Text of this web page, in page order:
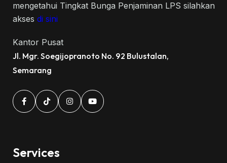
mengetahui Tingkat Bunga Penjaminan LPS silahkan
akses di sini
Jl. Mgr. Soegijopranoto No. 92 Bulustalan,
Semarang
Kantor Pusat
Services